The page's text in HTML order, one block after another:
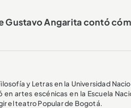
Gustavo Angarita contó
y Letras en la Universidad
en artes escénicas en la Escuela
el teatro Popular de Bogotá.